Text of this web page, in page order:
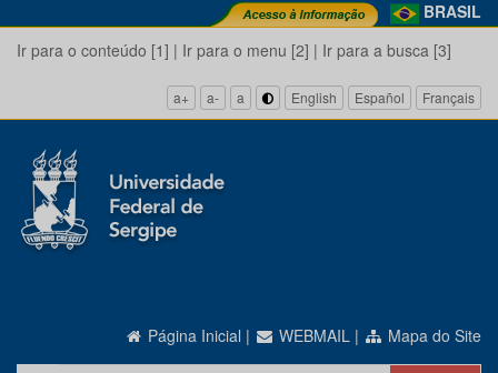
BRASIL
Ir para o conteúdo [1] | Ir para o menu [2] | Ir para a busca [3]
a+ a- a English Español Français
Página Inicial | WEBMAIL | Mapa do Site